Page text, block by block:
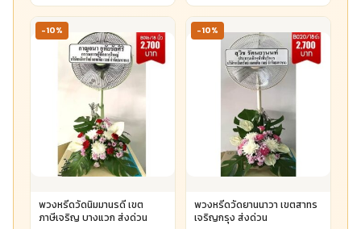
-10%
พวงหรีดวัดนิมมานรดี เขต
ภาษีเจริญ บางแวก ส่งด่วน
-10%
พวงหรีดวัดยานนาวา เขตสาทร
เจริญกรุง ส่งด่วน